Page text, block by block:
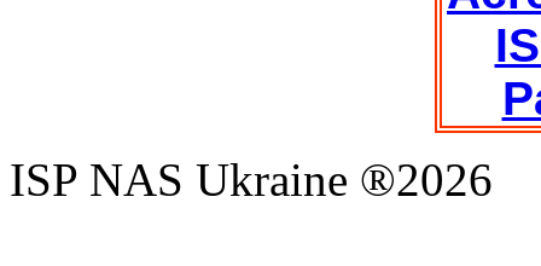
ISP NAS Ukraine ®2026